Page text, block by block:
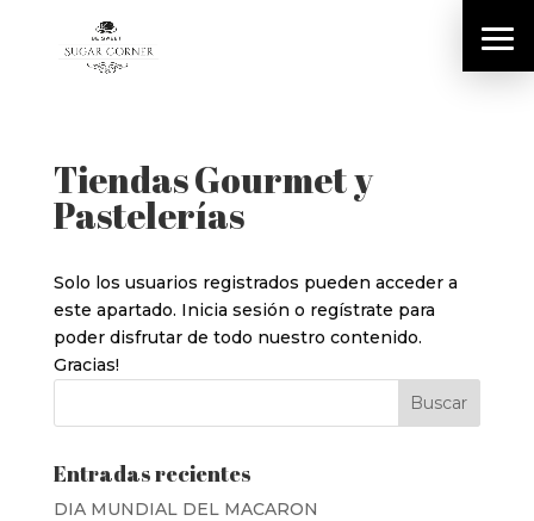
Tiendas Gourmet y
Pastelerías
Solo los usuarios registrados pueden acceder a
este apartado. Inicia sesión o regístrate para
poder disfrutar de todo nuestro contenido.
Gracias!
Entradas recientes
DIA MUNDIAL DEL MACARON